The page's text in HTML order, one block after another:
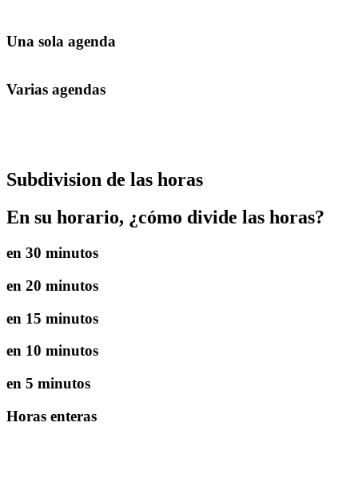
Una sola agenda
Varias agendas
Subdivision de las horas
En su horario, ¿cómo divide las horas?
en 30 minutos
en 20 minutos
en 15 minutos
en 10 minutos
en 5 minutos
Horas enteras